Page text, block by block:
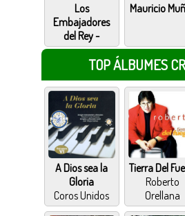
Los
Embajadores
del Rey -
Mauricio
TOP ÁLBUMES
A Dios sea la
Gloria
Coros Unidos
Tierra Del
Roberto
Orellana